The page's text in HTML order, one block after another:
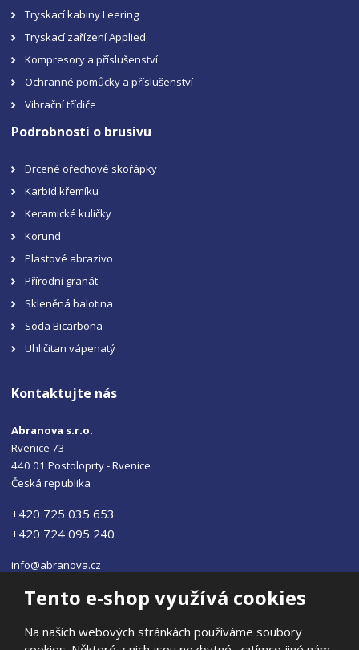
Tento e-shop využívá cookies
Na našich webových stránkách používáme soubory
Tryskací kabiny Leering
Tryskací zařízení Applied
Kompresory a příslušenství
Ochranné pomůcky a příslušenství
Vibrační třídiče
Podrobnosti o brusivu
Drcené ořechové skořápky
Karbid křemíku
Keramické kuličky
Korund
Plastové abrazivo
Přírodní granát
Skleněná balotina
Soda Bicarbona
Uhličitan vápenatý
Kontaktujte nás
Abranova s.r.o.
Rvenice 73
440 01 Postoloprty - Rvenice
Česká republika
+420 725 035 653
+420 724 095 240
info@abranova.cz